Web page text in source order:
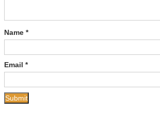
Name *
Email *